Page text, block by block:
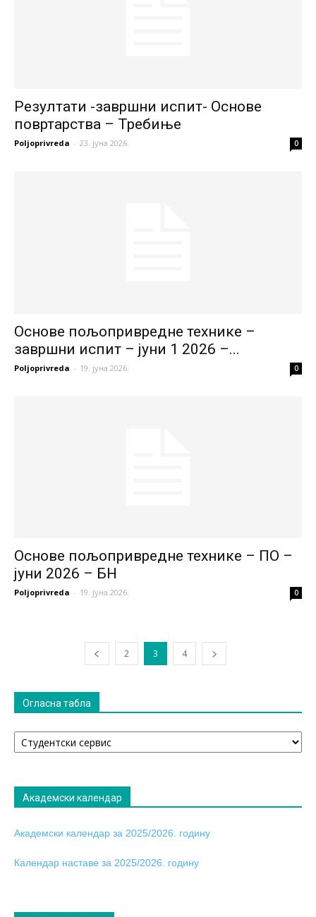
Резултати -завршни испит- Основе
повртарства – Требиње
Poljoprivreda - 23. јуна 2026. 0
Основе пољопривредне технике –
завршни испит – јуни 1 2026 –...
Poljoprivreda - 19. јуна 2026. 0
Основе пољопривредне технике – ПО –
јуни 2026 – БН
Poljoprivreda - 19. јуна 2026. 0
2 3 4
Огласна табла
Огласна
табла
Академски календар
Академски календар за 2025/2026. годину
Календар наставе за 2025/2026. годину